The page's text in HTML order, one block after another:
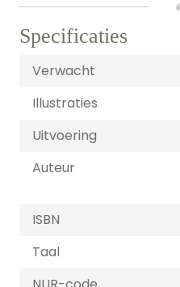
Specificaties
Verwacht
Illustraties
Uitvoering
Auteur
ISBN
Taal